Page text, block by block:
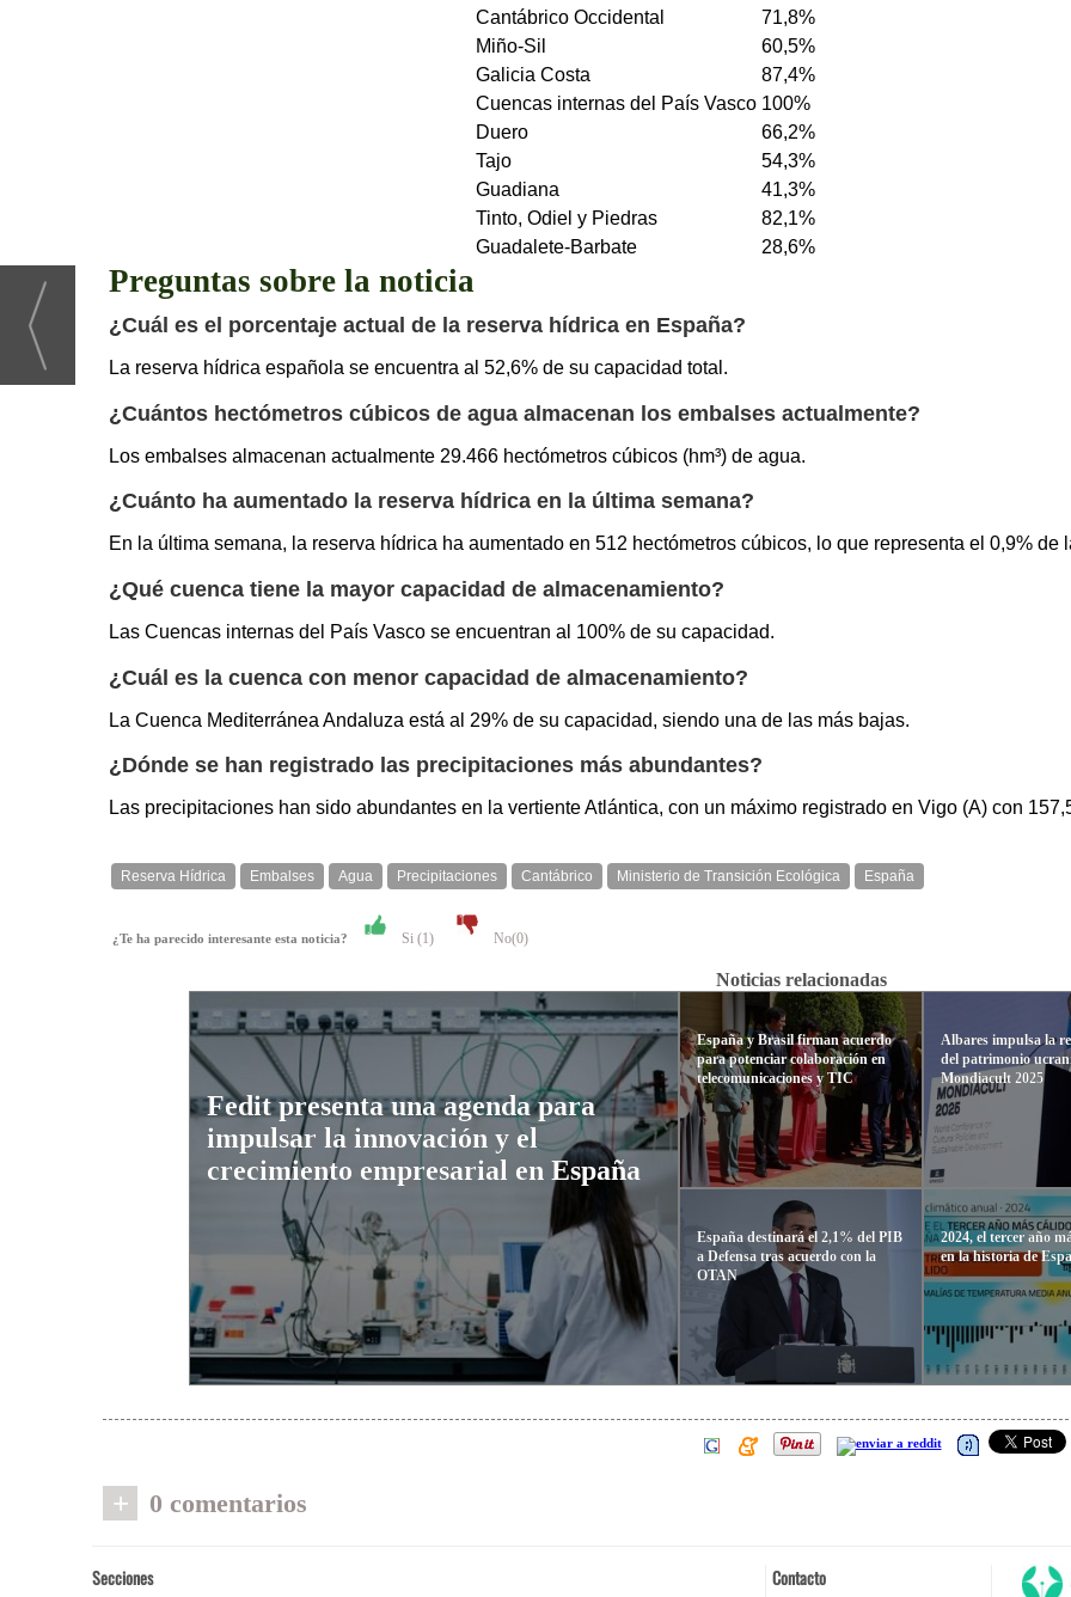
Cantábrico Occidental
71,8%
Miño-Sil
60,5%
Galicia Costa
87,4%
Cuencas internas del País Vasco 100%
Duero
66,2%
Tajo
54,3%
Guadiana
41,3%
Tinto, Odiel y Piedras
82,1%
Guadalete-Barbate
28,6%
Preguntas sobre la noticia
¿Cuál es el porcentaje actual de la reserva hídrica en España?
La reserva hídrica española se encuentra al 52,6% de su capacidad total.
¿Cuántos hectómetros cúbicos de agua almacenan los embalses actualmente?
Los embalses almacenan actualmente 29.466 hectómetros cúbicos (hm³) de agua.
¿Cuánto ha aumentado la reserva hídrica en la última semana?
En la última semana, la reserva hídrica ha aumentado en 512 hectómetros cúbicos, lo que representa el 0,9%
¿Qué cuenca tiene la mayor capacidad de almacenamiento?
Las Cuencas internas del País Vasco se encuentran al 100% de su capacidad.
¿Cuál es la cuenca con menor capacidad de almacenamiento?
La Cuenca Mediterránea Andaluza está al 29% de su capacidad, siendo una de las más bajas.
¿Dónde se han registrado las precipitaciones más abundantes?
Las precipitaciones han sido abundantes en la vertiente Atlántica, con un máximo registrado en Vigo (A) con
Reserva Hídrica Embalses Agua Precipitaciones Cantábrico Ministerio de Transición Ecológica España
¿Te ha parecido interesante esta noticia? Si (1) No(0)
Noticias relacionadas
Fedit presenta una agenda para
impulsar la innovación y el
crecimiento empresarial en España
España y Brasil firman acuerdo
para potenciar colaboración en
telecomunicaciones y TIC
España destinará el 2,1% del PIB
a Defensa tras acuerdo con la
OTAN
Albares impulsa la
del patrimonio
Mondiacult 2025
2024, el tercer año
en la historia de
+ 0 comentarios
Contacto
Secciones